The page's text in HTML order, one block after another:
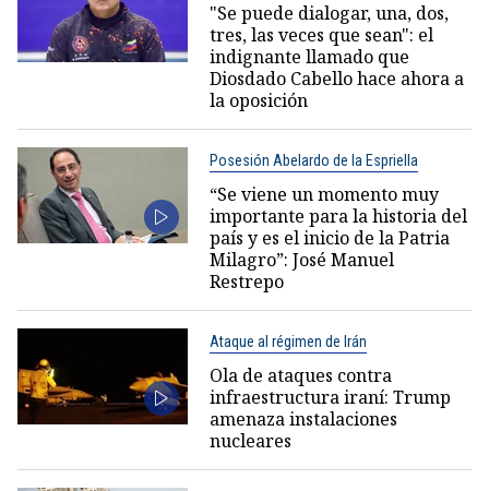
"Se puede dialogar, una, dos,
tres, las veces que sean": el
indignante llamado que
Diosdado Cabello hace ahora a
la oposición
Posesión Abelardo de la Espriella
“Se viene un momento muy
importante para la historia del
país y es el inicio de la Patria
Milagro”: José Manuel
Restrepo
Ataque al régimen de Irán
Ola de ataques contra
infraestructura iraní: Trump
amenaza instalaciones
nucleares